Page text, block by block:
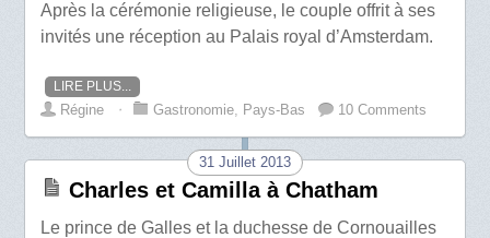
Après la cérémonie religieuse, le couple offrit à ses
invités une réception au Palais royal d’Amsterdam.
LIRE PLUS...
Régine ⋅ Gastronomie Pays-Bas 10 Comments
31 Juillet 2013
Charles et Camilla à Chatham
Le prince de Galles et la duchesse de Cornouailles